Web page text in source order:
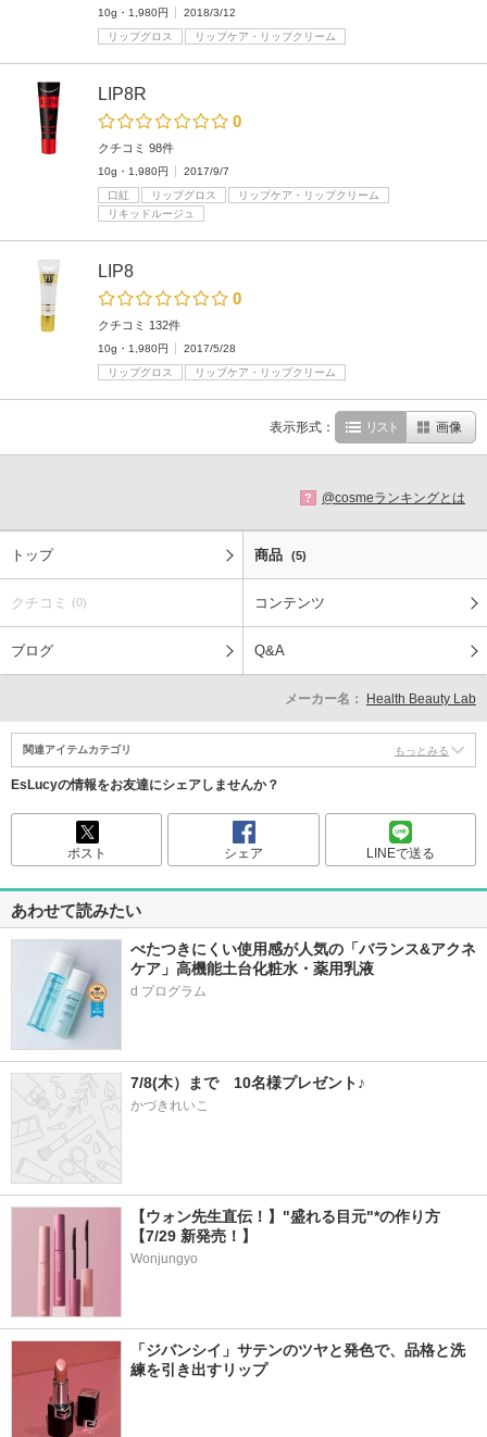
10g・1,980円
2018/3/12
リップグロス
リップケア・リップクリーム
LIP8R
0
クチコミ 98件
10g・1,980円
2017/9/7
口紅
リップグロス
リップケア・リップクリーム
リキッドルージュ
LIP8
0
クチコミ 132件
10g・1,980円
2017/5/28
リップグロス
リップケア・リップクリーム
表示形式： リスト 画像
? @cosmeランキングとは
トップ 商品 (5)
クチコミ (0) コンテンツ
ブログ Q&A
メーカー名： Health Beauty Lab
関連アイテムカテゴリ もっとみる
EsLucyの情報をお友達にシェアしませんか？
ポスト シェア LINEで送る
あわせて読みたい
べたつきにくい使用感が人気の「バランス&アクネ
ケア」高機能土台化粧水・薬用乳液
7/8(木）まで　10名様プレゼント♪
かづきれいこ
【ウォン先生直伝！】"盛れる目元"*の作り方
【7/29 新発売！】
Wonjungyo
「ジバンシイ」サテンのツヤと発色で、品格と洗
練を引き出すリップ